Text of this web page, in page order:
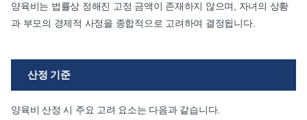
양육비는 법률상 정해진 고정 금액이 존재하지 않으며, 자녀의 상황
과 부모의 경제적 사정을 종합적으로 고려하여 결정됩니다.
산정 기준
양육비 산정 시 주요 고려 요소는 다음과 같습니다.